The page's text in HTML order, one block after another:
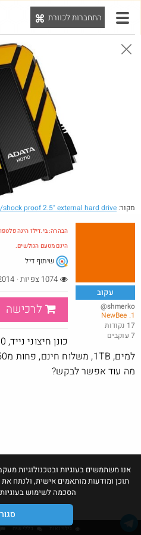
התחברות לכוורת
הבהרה: בי.דילז הינה פלטפורמה חברתית פתוחה
הדילים המעודכנים
עדכונים מהרשת
אמבטיית קרח XL בשילוח עד הבית
$47.5
אנו משתמשים בעוגיות ובטכנולוגיות
תוכן ומודעות מותאמים אישית, ולנתח
הסכמה לשימוש
סגור
מקור: shock proof 2.5" external hard drive
עקוב
@shmerko
1. NewBee
17 נקודות
7 עוקבים
הבהרה: בי.דילז הינה
הינם מטעם הגולשים.
שיתוף דיל
לרכישה
למים, 1TB, משלוח חינם, פחות מ350 שקל.
מה עוד אפשר לבקש?